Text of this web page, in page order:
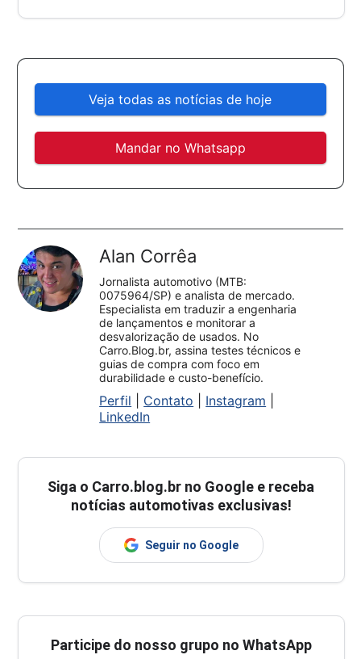
Veja todas as notícias de hoje
Mandar no Whatsapp
Alan Corrêa
Jornalista automotivo (MTB:
0075964/SP) e analista de mercado.
Especialista em traduzir a engenharia
de lançamentos e monitorar a
desvalorização de usados. No
Carro.Blog.br, assina testes técnicos e
guias de compra com foco em
durabilidade e custo-benefício.
Perfil Contato Instagram
LinkedIn
Siga o Carro.blog.br no Google e receba
notícias automotivas exclusivas!
Seguir no Google
Participe do nosso grupo no WhatsApp